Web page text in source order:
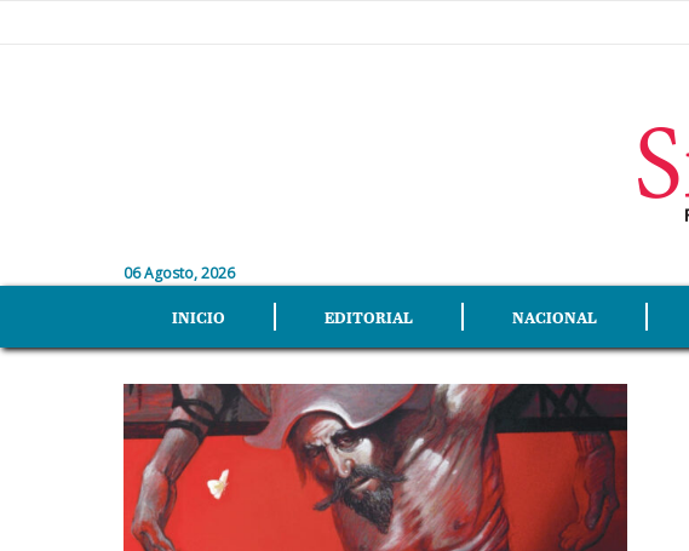
06 Agosto, 2026
INICIO EDITORIAL NACIONAL